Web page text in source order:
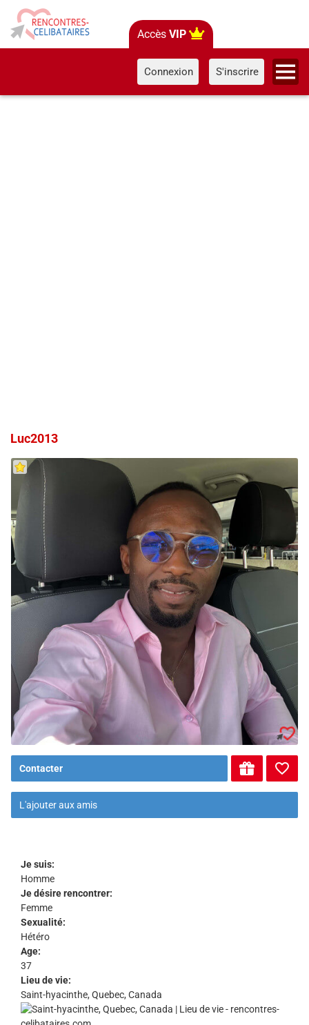
Accès VIP
Connexion S'inscrire
Luc2013
Contacter
L'ajouter aux amis
Je suis:
Homme
Je désire rencontrer:
Femme
Sexualité:
Hétéro
Age:
37
Lieu de vie:
Saint-hyacinthe, Quebec, Canada